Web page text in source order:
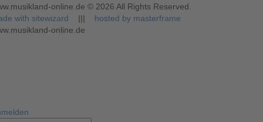
online.de © 2026 All Rights Reserved.
with sitewizard
|||
hosted by masterframe
online.de